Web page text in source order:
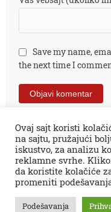
Save my name,
the next time I
Sva prava
impresum PR tekstovi
Ovaj sajt koristi
na sajtu, pružajući
iskustvo, za analizu
reklamne svrhe.
da koristite kolačiće
promeniti
Podešavanja